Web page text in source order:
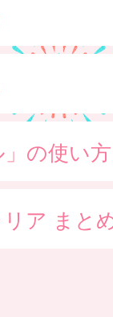
」の使い方
リア まと